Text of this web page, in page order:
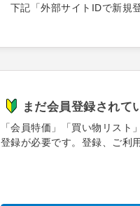
下記「外部サイトIDで新規
まだ会員登録されて
「会員特価」「買い物リス
登録が必要です。登録、ご利